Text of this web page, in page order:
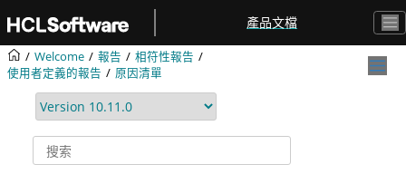
產品文檔
Welcome 報告
相符性報告
使用者定義的報告
原因清單